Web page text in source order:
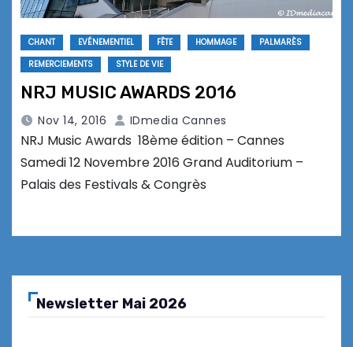
CHANT EVÉNEMENTIEL FÊTE HOMMAGE
PALMARÈS
REMERCIEMENTS
STYLE DE VIE
NRJ MUSIC AWARDS 2016
Nov 14, 2016 IDmedia Cannes
NRJ Music Awards 18ème édition – Cannes
Samedi 12 Novembre 2016 Grand Auditorium –
Palais des Festivals & Congrès
Newsletter Mai 2026